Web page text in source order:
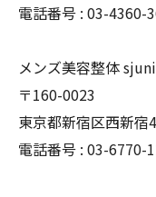
電話番号 : 03-4360-
メンズ美容整体 sjuni
〒160-0023
東京都新宿区西新宿
電話番号 : 03-6770-